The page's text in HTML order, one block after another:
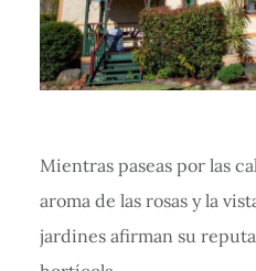
Mientras paseas por las
aroma de las rosas y la
jardines afirman su